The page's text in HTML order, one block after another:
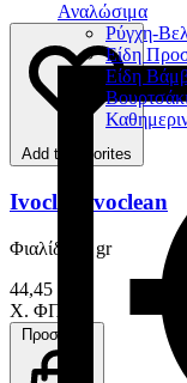
Αναλώσιμα
Ρύγχη-
Είδη
Είδη
Add to favorites
Ivoclar Ivoclean
Φιαλίδιο 5 gr
44,45 €
Χ. ΦΠΑ
Προσθήκη